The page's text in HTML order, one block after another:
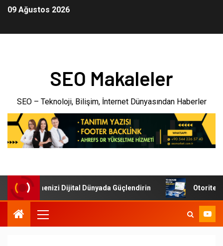
09 Ağustos 2026
SEO Makaleler
SEO – Teknoloji, Bilişim, İnternet Dünyasından Haberler
İşletmenizi Dijital Dünyada Güçlendirin Otoriter